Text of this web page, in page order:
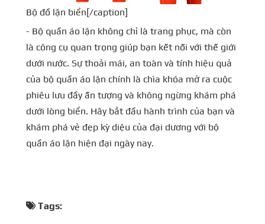
Bộ đồ lặn biển[/caption]
- Bộ quần áo lặn không chỉ là trang phục, mà còn
là công cụ quan trọng giúp bạn kết nối với thế giới
dưới nước. Sự thoải mái, an toàn và tính hiệu quả
của bộ quần áo lặn chính là chìa khóa mở ra cuộc
phiêu lưu đầy ấn tượng và không ngừng khám phá
dưới lòng biển. Hãy bắt đầu hành trình của bạn và
khám phá vẻ đẹp kỳ diệu của đại dương với bộ
quần áo lặn hiện đại ngày nay.
Tags: